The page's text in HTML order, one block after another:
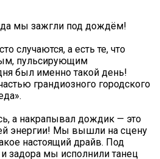
мы зажгли под дождём!
случаются, а есть те, что
пульсирующим
был именно такой день!
грандиозного городского
а накрапывал дождик — это
энергии! Мы вышли на сцену
настоящий драйв. Под
задора мы исполнили танец